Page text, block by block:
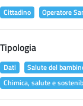
Cittadino Operatore
Tipologia
Dati
Salute del
Chimica, salute e